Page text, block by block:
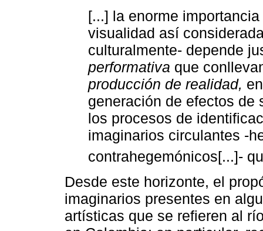
[...] la enorme
visualidad así
culturalmente- depende
performativa que
producción de realidad,
generación de efectos
los procesos de
imaginarios circulantes -
contrahegemónicos[...]-
Desde este horizonte, el
imaginarios presentes en
artísticas que se refieren al